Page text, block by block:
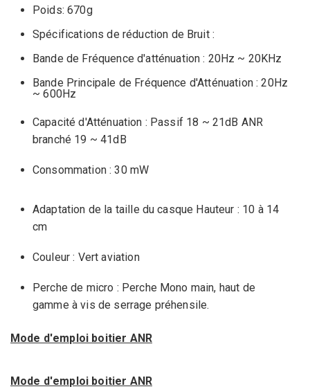
Poids:670g
Spécifications de réduction de Bruit :
Bande de Fréquence d'atténuation : 20Hz ~ 20KHz
Bande Principale de Fréquence d'Atténuation:20Hz
~ 600Hz
Capacité d'Atténuation : Passif 18 ~ 21dB ANR
branché 19 ~ 41dB
Consommation:30 mW
Adaptation de la taille du casque Hauteur : 10 à 14
cm
Couleur : Vert aviation
Perche de micro : Perche Mono main, haut de
gamme à vis de serrage préhensile.
Mode d'emploi boitier ANR
Mode d'emploi boitier ANR